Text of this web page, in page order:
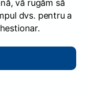
vă rugăm să
dvs. pentru a